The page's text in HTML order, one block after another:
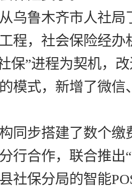
乌鲁木齐市人社局
程，社会保险经办
保”进程为契机，
模式，新增了微信
同步搭建了数个缴
行合作，联合推出
社保分局的智能